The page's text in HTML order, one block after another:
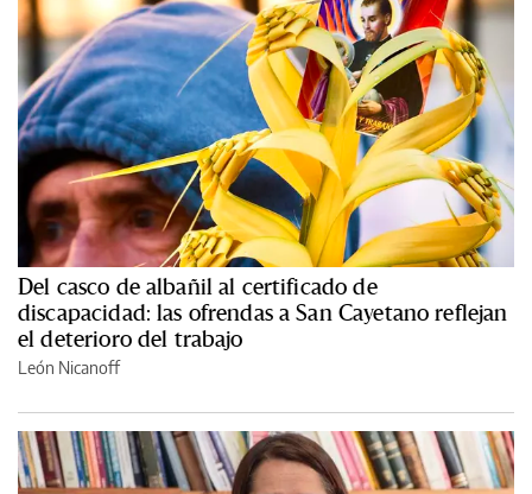
Del casco de albañil al certificado de
discapacidad: las ofrendas a San Cayetano reflejan
el deterioro del trabajo
León Nicanoff